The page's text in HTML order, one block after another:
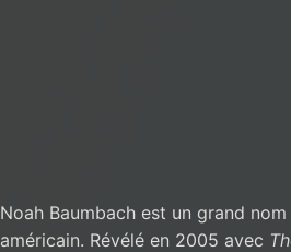
Noah Baumbach est un grand
américain. Révélé en 2005 avec